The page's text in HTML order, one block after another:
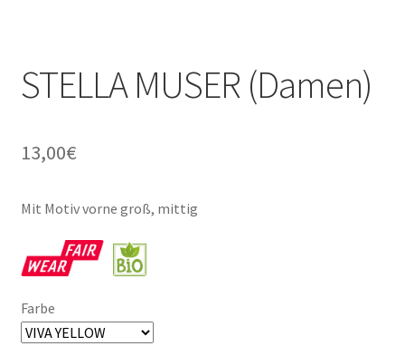
STELLA MUSER (Damen)
13,00€
Mit Motiv vorne groß, mittig
Farbe